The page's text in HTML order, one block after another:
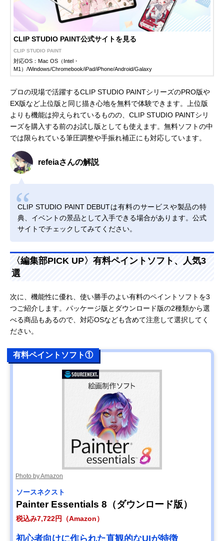
CLIP STUDIO PAINT公式サイトを見る
CLIP STUDIO PAINT
対応OS：Mac OS（Intel・
M1）/Windows/Chromebook/iPad/iPhone/Android/Galaxy
プロの現場で活躍するCLIP STUDIO PAINTシリーズのPRO版や
EX版など上位版と同じ描き心地を無料で体験できます。上位版
よりも機能は抑えられているものの、CLIP STUDIO PAINTシリ
ーズを購入する前のお試し版としても使えます。無料ソフトの中
では限られている筆圧調整や手振れ補正にも対応しています。
refeiaさんの解説
CLIP STUDIO PAINT DEBUTは有料のサービスや製品の特
典、イベントの景品として入手できる場合があります。公式
サイトでチェックしてみてください。
〈編集部PICK UP〉有料ペイントソフト、人気3
選
次に、機能性に優れ、使い勝手のよい有料のペイントソフトを3
つご紹介します。パッケージ版とダウンロード版の2種類から選
べる商品もあるので、対応OSなども含めて注意して選択してく
ださい。
有料ペイントソフト①
Photo by Amazon
ソースネクスト
Painter Essentials 8（ダウンロード版）
税込み7,722円（Amazon）
初心者向けに作られた直観的なUIが特徴